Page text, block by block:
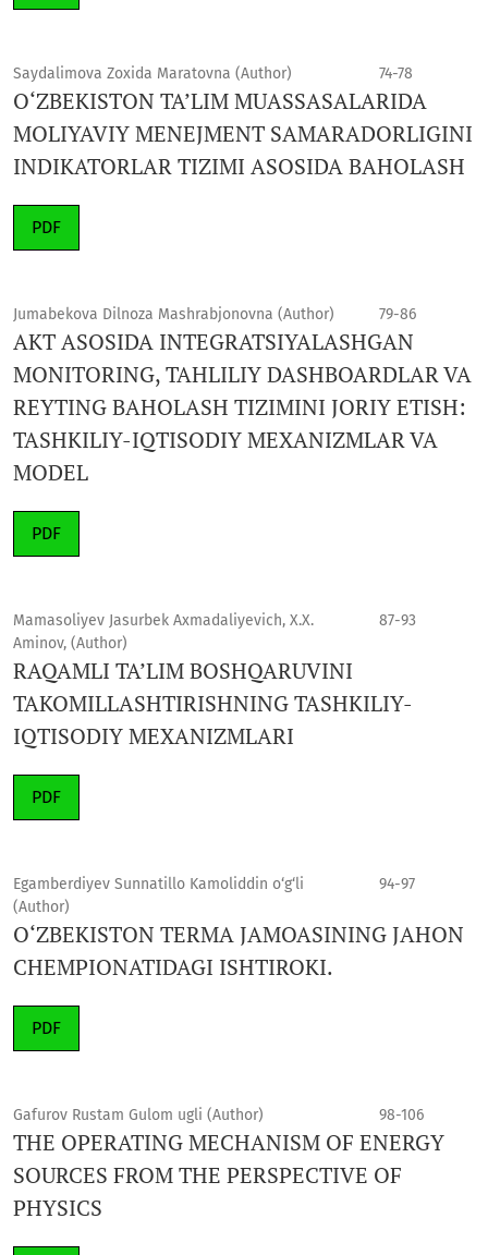
Saydalimova Zoxida Maratovna (Author) 74-78
O‘ZBEKISTON TA’LIM MUASSASALARIDA
MOLIYAVIY MENEJMENT SAMARADORLIGINI
INDIKATORLAR TIZIMI ASOSIDA BAHOLASH
PDF
Jumabekova Dilnoza Mashrabjonovna (Author) 79-86
AKT ASOSIDA INTEGRATSIYALASHGAN
MONITORING, TAHLILIY DASHBOARDLAR VA
REYTING BAHOLASH TIZIMINI JORIY ETISH:
TASHKILIY-IQTISODIY MEXANIZMLAR VA
MODEL
PDF
Mamasoliyev Jasurbek Axmadaliyevich, X.X.
Aminov, (Author)
87-93
RAQAMLI TA’LIM BOSHQARUVINI
TAKOMILLASHTIRISHNING TASHKILIY-
IQTISODIY MEXANIZMLARI
PDF
Egamberdiyev Sunnatillo Kamoliddin o‘g‘li
(Author)
94-97
O‘ZBEKISTON TERMA JAMOASINING JAHON
CHEMPIONATIDAGI ISHTIROKI.
PDF
Gafurov Rustam Gulom ugli (Author) 98-106
THE OPERATING MECHANISM OF ENERGY
SOURCES FROM THE PERSPECTIVE OF
PHYSICS